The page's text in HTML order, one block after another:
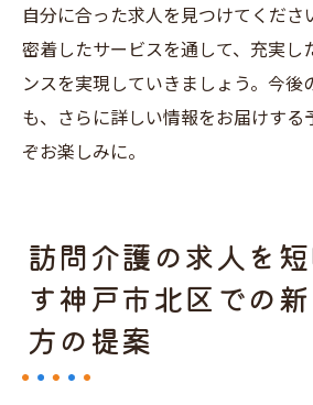
改革
自分に合った求人を見つけてくださ
密着したサービスを通して、充実し
ンスを実現していきましょう。今後
も、さらに詳しい情報をお届けする
ぞお楽しみに。
訪問介護の求人を
す神戸市北区での
方の提案